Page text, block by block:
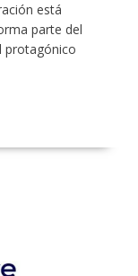
está
parte del
protagónico